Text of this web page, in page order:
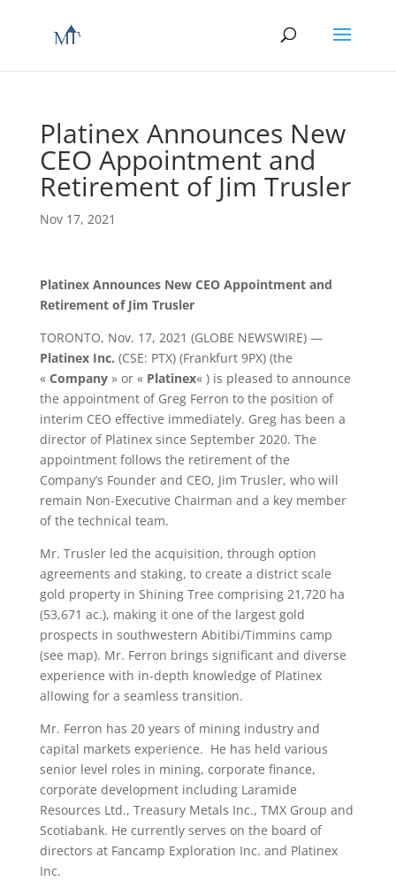
Platinex Announces New
CEO Appointment and
Retirement of Jim Trusler
Nov 17, 2021
Platinex Announces New CEO Appointment and
Retirement of Jim Trusler
TORONTO, Nov. 17, 2021 (GLOBE NEWSWIRE) —
Platinex Inc. (CSE: PTX) (Frankfurt 9PX) (the
« Company» or « Platinex« ) is pleased to announce
the appointment of Greg Ferron to the position of
interim CEO effective immediately. Greg has been a
director of Platinex since September 2020. The
appointment follows the retirement of the
Company’s Founder and CEO, Jim Trusler, who will
remain Non-Executive Chairman and a key member
of the technical team.
Mr. Trusler led the acquisition, through option
agreements and staking, to create a district scale
gold property in Shining Tree comprising 21,720 ha
(53,671 ac.), making it one of the largest gold
prospects in southwestern Abitibi/Timmins camp
(see map). Mr. Ferron brings significant and diverse
experience with in-depth knowledge of Platinex
allowing for a seamless transition.
Mr. Ferron has 20 years of mining industry and
capital markets experience. He has held various
senior level roles in mining, corporate finance,
corporate development including Laramide
Resources Ltd., Treasury Metals Inc., TMX Group and
Scotiabank. He currently serves on the board of
directors at Fancamp Exploration Inc. and Platinex
Inc.